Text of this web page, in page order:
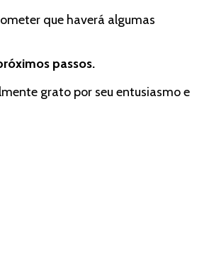
que haverá algumas
passos.
grato por seu entusiasmo e